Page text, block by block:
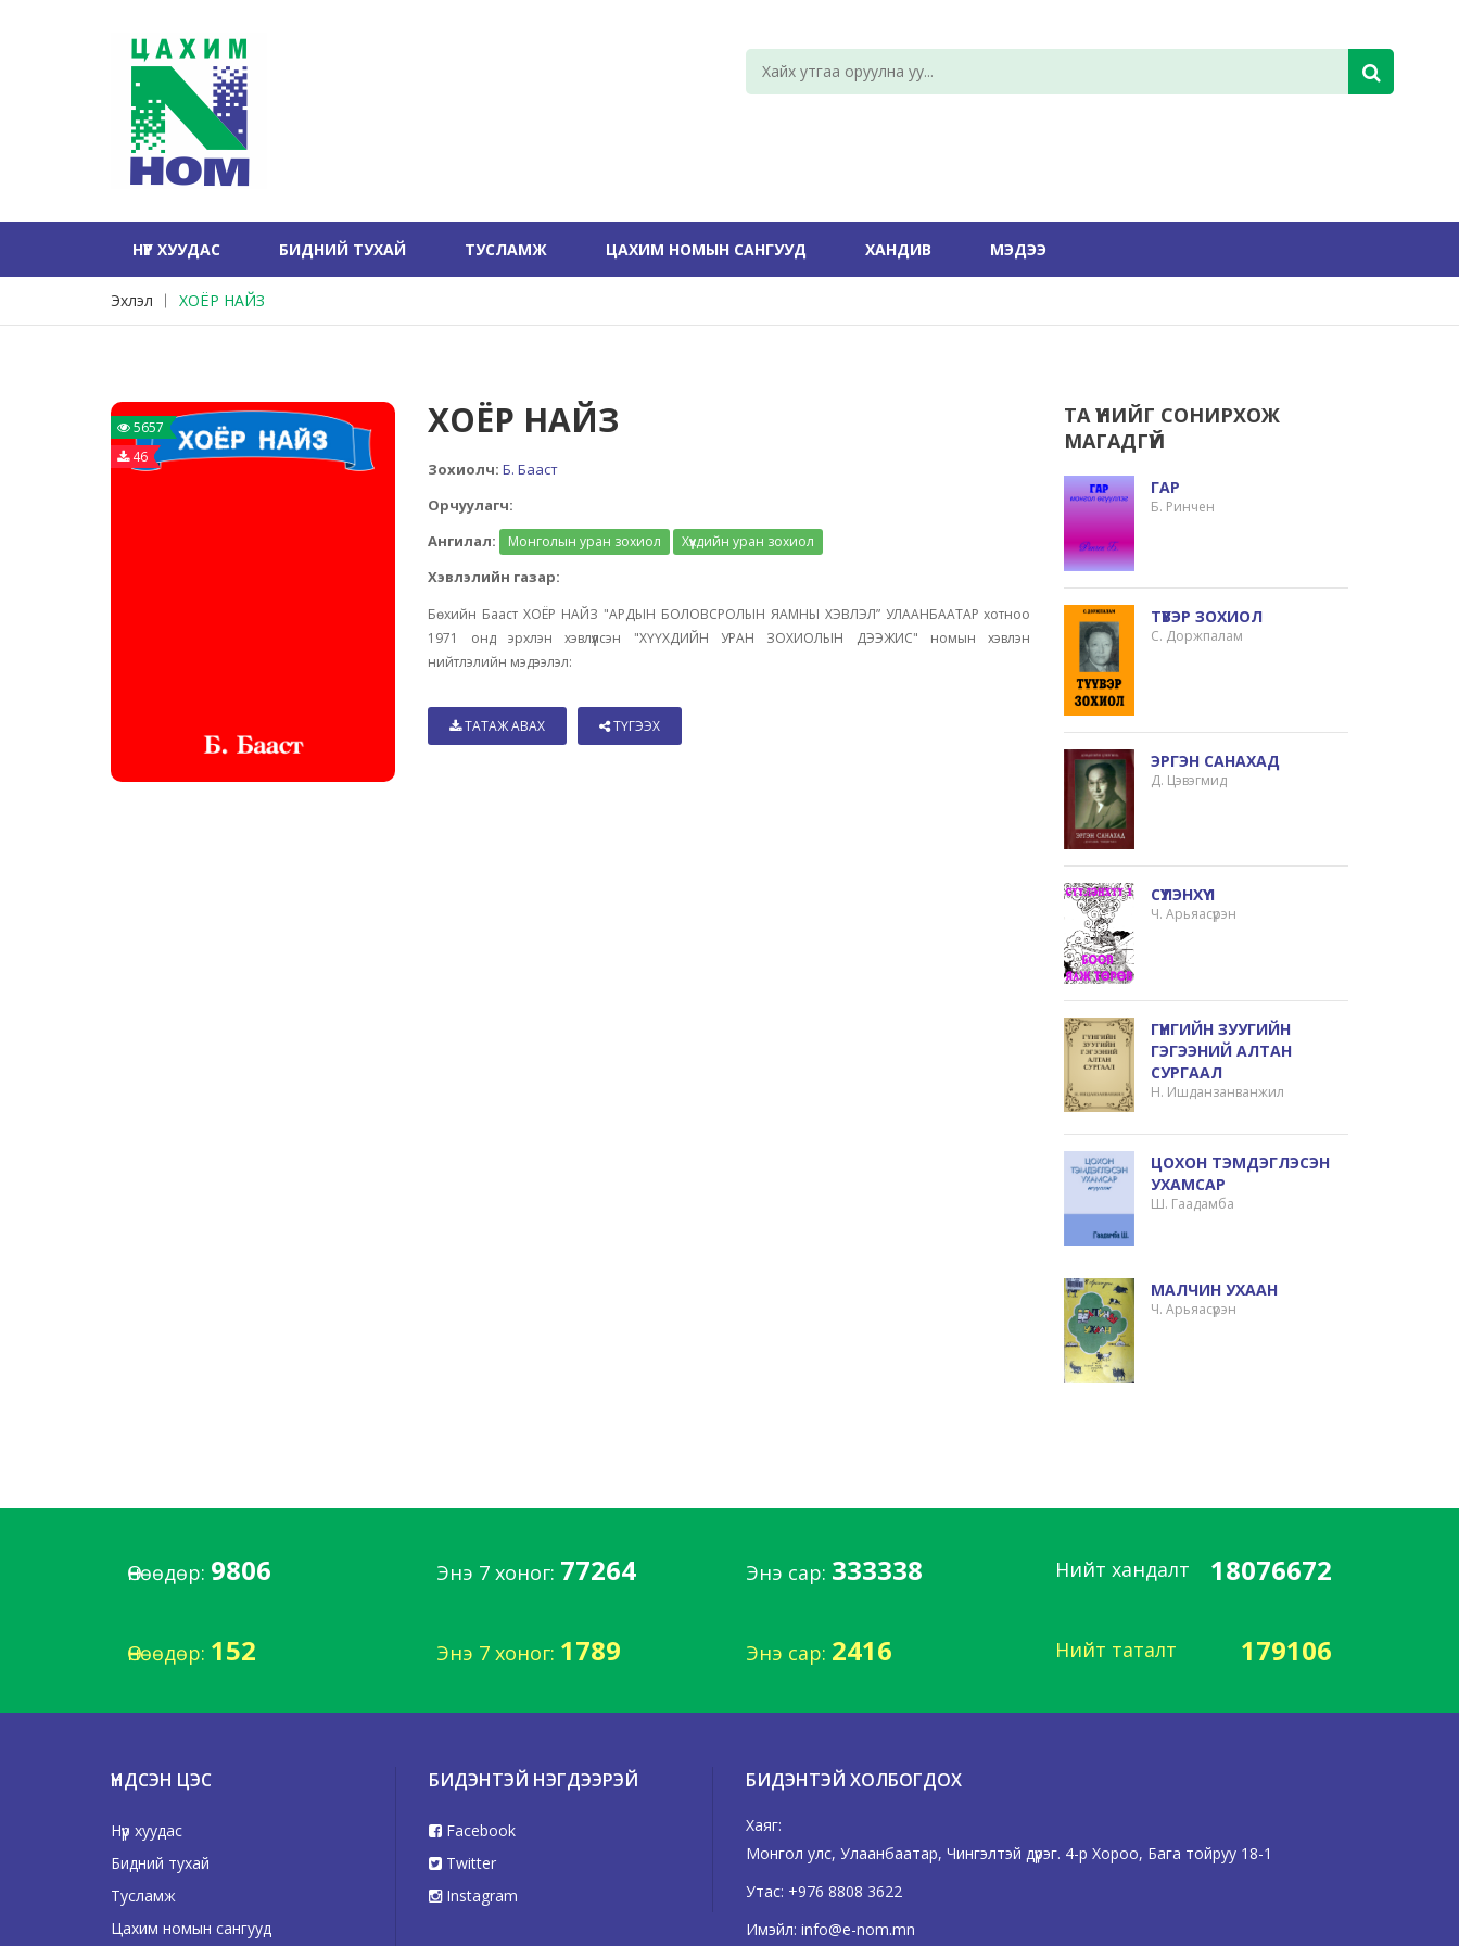
НҮҮР ХУУДАС БИДНИЙ ТУХАЙ ТУСЛАМЖ ЦАХИМ НОМЫН САНГУУД ХАНДИВ МЭДЭЭ
Эхлэл ХОЁР НАЙЗ
5657
46
ХОЁР НАЙЗ
Зохиолч: Б. Бааст
Орчуулагч:
Ангилал:
Монголын уран зохиол Хүүхдийн уран зохиол
Хэвлэлийн газар:
Бөхийн Бааст ХОЁР НАЙЗ "АРДЫН БОЛОВСРОЛЫН ЯАМНЫ ХЭВЛЭЛ” УЛААНБААТАР хотноо
1971 онд эрхлэн хэвлүүлсэн "ХҮҮХДИЙН УРАН ЗОХИОЛЫН ДЭЭЖИС" номын хэвлэн
нийтлэлийн мэдээлэл:
ТАТАЖ АВАХ ТҮГЭЭХ
ТА ҮҮНИЙГ СОНИРХОЖ
МАГАДГҮЙ
ГАР
Б. Ринчен
ТҮҮВЭР ЗОХИОЛ
С. Доржпалам
ЭРГЭН САНАХАД
Д. Цэвэгмид
СҮҮЛЭНХҮҮ 1
Ч. Арьяасүрэн
ГҮНГИЙН ЗУУГИЙН
ГЭГЭЭНИЙ АЛТАН
СУРГААЛ
Н. Ишданзанванжил
ЦОХОН ТЭМДЭГЛЭСЭН
УХАМСАР
Ш. Гаадамба
МАЛЧИН УХААН
Ч. Арьяасүрэн
Өнөөдөр: 9806 Энэ 7 хоног: 77264 Энэ сар: 333338 Нийт хандалт 18076672
Өнөөдөр: 152 Энэ 7 хоног: 1789 Энэ сар: 2416 Нийт таталт 179106
ҮНДСЭН ЦЭС
Нүүр хуудас
Бидний тухай
Тусламж
Цахим номын сангууд
БИДЭНТЭЙ НЭГДЭЭРЭЙ
Facebook
Twitter
Instagram
БИДЭНТЭЙ ХОЛБОГДОХ
Хаяг:
Монгол улс, Улаанбаатар, Чингэлтэй дүүрэг. 4-р Хороо, Бага тойруу 18-1
Утас: +976 8808 3622
Имэйл: info@e-nom.mn